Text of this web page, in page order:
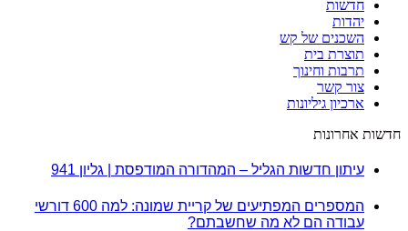
חדשות
יהדות
השכנים של קש
תוצרת בית
תרבות וחינוך
צור קשר
ארכיון גיליונות
חדשות אחרונות
עיתון חדשות הגליל – המהדורה המודפסת | גליון 941
המספרים המפתיעים של קריית שמונה: למה 600 דורשי
עבודה הם לא מה שחשבתם?